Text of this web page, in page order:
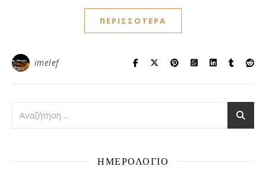
ΠΕΡΙΣΣΌΤΕΡΑ
imelef
ΗΜΕΡΟΛΟΓΙΟ